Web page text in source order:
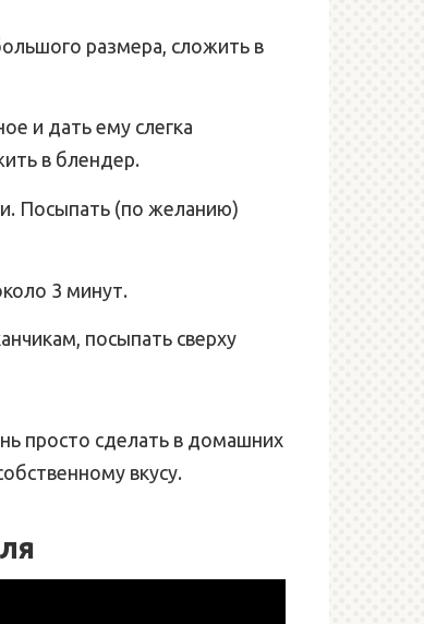
размера, сложить в
и дать ему слегка
в блендер.
Посыпать (по желанию)
3 минут.
посыпать сверху
просто сделать в домашних
вкусу.